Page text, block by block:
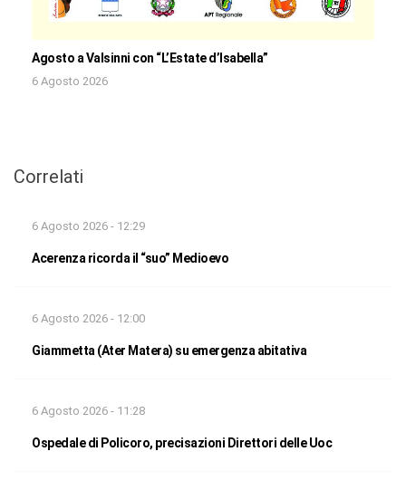
Agosto a Valsinni con “L’Estate d’Isabella”
6 Agosto 2026
Correlati
6 Agosto 2026 - 12:29
Acerenza ricorda il “suo” Medioevo
6 Agosto 2026 - 12:00
Giammetta (Ater Matera) su emergenza abitativa
6 Agosto 2026 - 11:28
Ospedale di Policoro, precisazioni Direttori delle Uoc